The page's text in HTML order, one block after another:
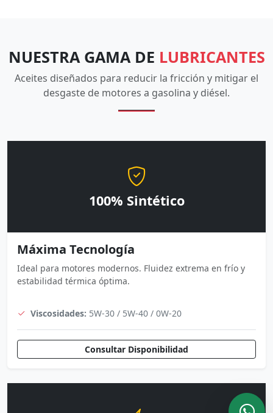
NUESTRA GAMA DE LUBRICANTES
Aceites diseñados para reducir la fricción y mitigar el
desgaste de motores a gasolina y diésel.
100% Sintético
Máxima Tecnología
Ideal para motores modernos. Fluidez extrema en frío y
estabilidad térmica óptima.
Viscosidades: 5W-30 / 5W-40 / 0W-20
Consultar Disponibilidad